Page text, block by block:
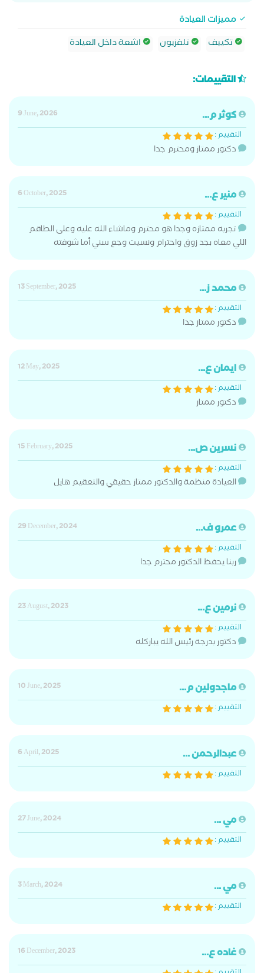
مميزات العيادة
تكييف
تلفزيون اشعة داخل العيادة
التقييمات:
كوثر م...
9 June, 2026
التقييم :
دكتور ممتاز ومحترم جدا
منير ع...
6 October, 2025
التقييم :
تجربه ممتازه وجدا هو محترم وماشاء الله عليه وعلى الطاقم
اللي معاه بجد زوق واحترام ونسيت وجع سني أما شوفته
محمد ز...
13 September, 2025
التقييم :
دكتور ممتاز جدا
ايمان ع...
12 May, 2025
التقييم :
دكتور ممتاز
نسرين ص...
15 February, 2025
التقييم :
العيادة منظمة والدكتور ممتاز حقيقي والتعقيم هايل
عمرو ف...
29 December, 2024
التقييم :
ربنا يحفظ الدكتور محترم جدا
نرمين ع...
23 August, 2023
التقييم :
دكتور بدرجة رئيس الله يباركله
ماجدولين م...
10 June, 2025
التقييم :
عبدالرحمن ...
6 April, 2025
التقييم :
مي ...
27 June, 2024
التقييم :
مي ...
3 March, 2024
التقييم :
غاده ع...
16 December, 2023